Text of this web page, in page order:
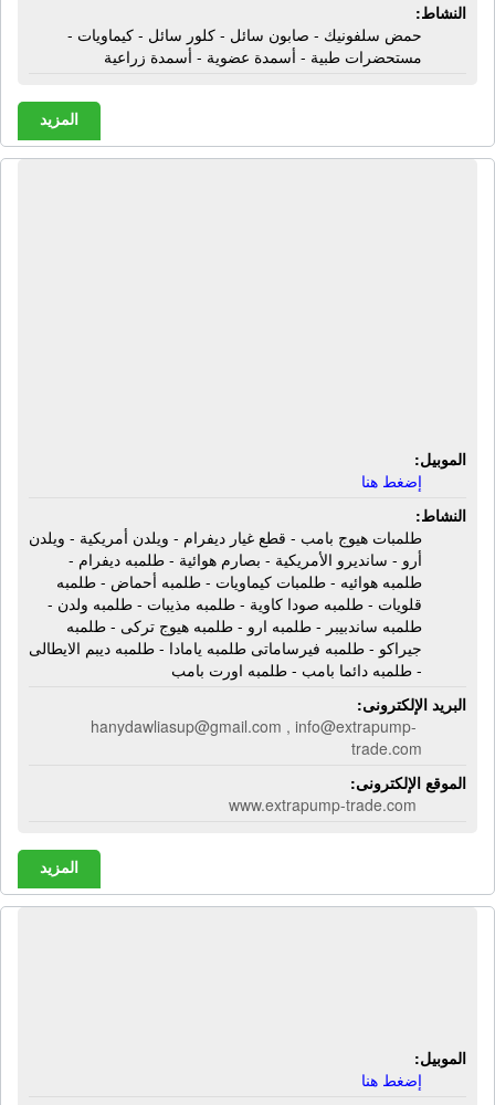
النشاط:
حمض سلفونيك - صابون سائل - كلور سائل - كيماويات -
مستحضرات طبية - أسمدة عضوية - أسمدة زراعية
المزيد
الموبيل:
إضغط هنا
النشاط:
طلمبات هيوج بامب - قطع غيار ديفرام - ويلدن أمريكية - ويلدن
أرو - سانديرو الأمريكية - بصارم هوائية - طلمبه ديفرام -
طلمبه هوائيه - طلمبات كيماويات - طلمبه أحماض - طلمبه
قلويات - طلمبه صودا كاوية - طلمبه مذيبات - طلمبه ولدن -
طلمبه ساندبيبر - طلمبه ارو - طلمبه هيوج تركى - طلمبه
جيراكو - طلمبه فيرساماتى طلمبه يامادا - طلمبه ديبم الايطالى
- طلمبه دائما بامب - طلمبه اورت بامب
البريد الإلكترونى:
hanydawliasup@gmail.com , info@extrapump-
trade.com
الموقع الإلكترونى:
www.extrapump-trade.com
المزيد
الموبيل:
إضغط هنا